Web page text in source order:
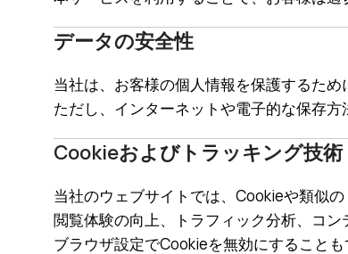
データの安全性
当社は、お客様の個人情報を保護するため
ただし、インターネットや電子的な保存方
Cookieおよびトラッキング技術
当社のウェブサイトでは、Cookieや類似の
閲覧体験の向上、トラフィック分析、コン
ブラウザ設定でCookieを無効にすること